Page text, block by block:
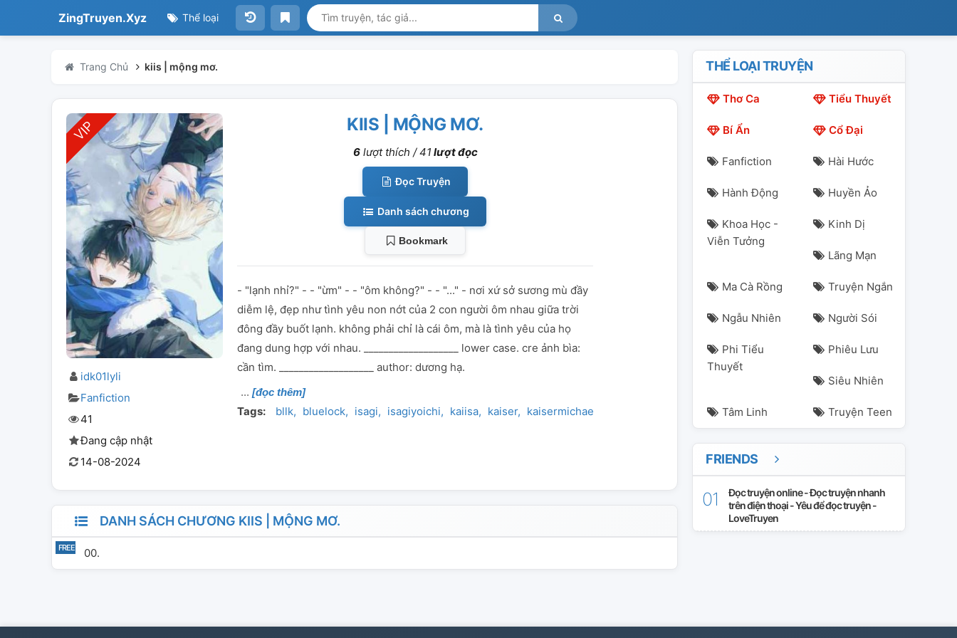
ZingTruyen.Xyz Thể loại
Trang Chủ kiis | mộng mơ.
idk01lyli
Fanfiction
41
Đang cập nhật
14-08-2024
KIIS | MỘNG MƠ.
6lượt thích /41 lượt đọc
Đọc Truyện
Danh sách chương
Bookmark
- "lạnh nhỉ?" - - "ừm" - - "ôm không?" - - "..." - nơi xứ sở sương mù đầy
diễm lệ, đẹp như tình yêu non nớt của 2 con người ôm nhau giữa trời
đông đầy buốt lạnh. không phải chỉ là cái ôm, mà là tình yêu của họ
đang dung hợp với nhau. ___________________ lower case. cre ảnh bìa:
cần tìm. ___________________ author: dương hạ.
[đọc thêm]
Tags: bllk bluelock isagi isagiyoichi kaiisa kaiser kaisermichael
DANH SÁCH CHƯƠNG KIIS | MỘNG MƠ.
00.
THỂ LOẠI TRUYỆN
Thơ Ca Tiểu Thuyết
Bí Ẩn Cổ Đại
Fanfiction Hài Hước
Hành Động Huyền Ảo
Khoa Học -
Viễn Tưởng
Kinh Dị
Lãng Mạn
Ma Cà Rồng Truyện Ngắn
Ngẫu Nhiên Người Sói
Phi Tiểu
Thuyết
Phiêu Lưu
Siêu Nhiên
Tâm Linh Truyện Teen
FRIENDS
Đọc truyện online - Đọc truyện nhanh
trên điện thoại - Yêu để đọc truyện -
LoveTruyen